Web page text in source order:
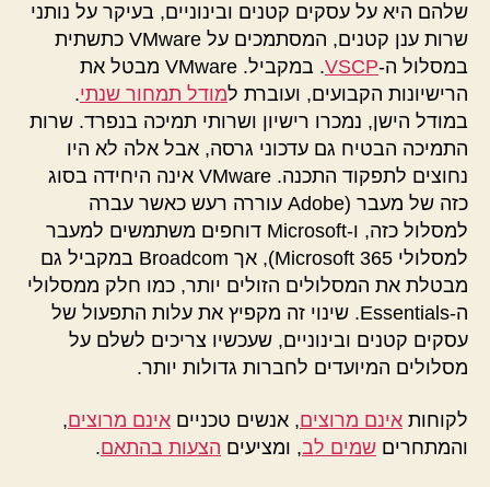
שלהם היא על עסקים קטנים ובינוניים, בעיקר על נותני
שרות ענן קטנים, המסתמכים על VMware כתשתית
במסלול ה-VSCP
. במקביל. VMware מבטל את
הרישיונות הקבועים, ועוברת למודל תמחור שנתי.
במודל הישן, נמכרו רישיון ושרותי תמיכה בנפרד. שרות
התמיכה הבטיח גם עדכוני גרסה, אבל אלה לא היו
נחוצים לתפקוד התכנה. VMware אינה היחידה בסוג
כזה של מעבר (Adobe עוררה רעש כאשר עברה
למסלול כזה, ו-Microsoft דוחפים משתמשים למעבר
למסלולי Microsoft 365), אך Broadcom במקביל גם
מבטלת את המסלולים הזולים יותר, כמו חלק ממסלולי
ה-Essentials. שינוי זה מקפיץ את עלות התפעול של
עסקים קטנים ובינוניים, שעכשיו צריכים לשלם על
מסלולים המיועדים לחברות גדולות יותר.
לקוחות אינם מרוצים, אנשים טכניים אינם מרוצים,
והמתחרים שמים לב, ומציעים הצעות בהתאם.